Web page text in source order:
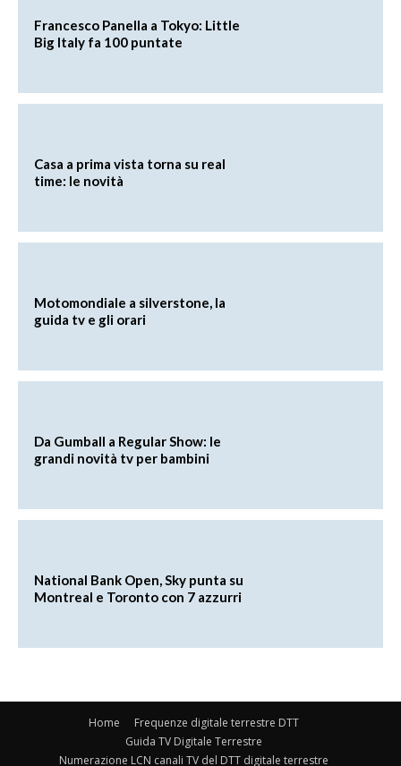
Francesco Panella a Tokyo: Little
Big Italy fa 100 puntate
Casa a prima vista torna su real
time: le novità
Motomondiale a silverstone, la
guida tv e gli orari
Da Gumball a Regular Show: le
grandi novità tv per bambini
National Bank Open, Sky punta su
Montreal e Toronto con 7 azzurri
Home
Frequenze digitale terrestre DTT
Guida TV Digitale Terrestre
Numerazione LCN canali TV del DTT digitale terrestre